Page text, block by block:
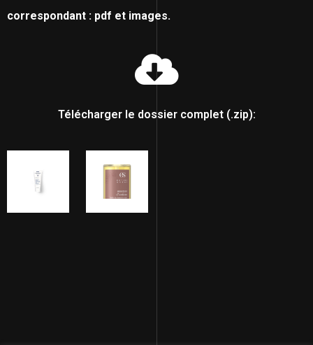
correspondant : pdf et images.
Télécharger le dossier complet (.zip):